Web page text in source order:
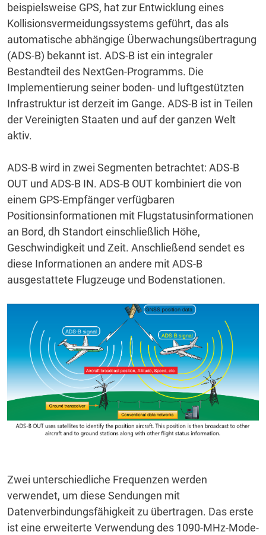
beispielsweise GPS, hat zur Entwicklung eines
Kollisionsvermeidungssystems geführt, das als
automatische abhängige Überwachungsübertragung
(ADS-B) bekannt ist. ADS-B ist ein integraler
Bestandteil des NextGen-Programms. Die
Implementierung seiner boden- und luftgestützten
Infrastruktur ist derzeit im Gange. ADS-B ist in Teilen
der Vereinigten Staaten und auf der ganzen Welt
aktiv.
ADS-B wird in zwei Segmenten betrachtet: ADS-B
OUT und ADS-B IN. ADS-B OUT kombiniert die von
einem GPS-Empfänger verfügbaren
Positionsinformationen mit Flugstatusinformationen
an Bord, dh Standort einschließlich Höhe,
Geschwindigkeit und Zeit. Anschließend sendet es
diese Informationen an andere mit ADS-B
ausgestattete Flugzeuge und Bodenstationen.
Zwei unterschiedliche Frequenzen werden
verwendet, um diese Sendungen mit
Datenverbindungsfähigkeit zu übertragen. Das erste
ist eine erweiterte Verwendung des 1090-MHz-Mode-